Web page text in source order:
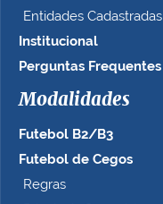
Entidades Cadastradas
Institucional
Perguntas Frequentes
Modalidades
Futebol B2/B3
Futebol de Cegos
Regras